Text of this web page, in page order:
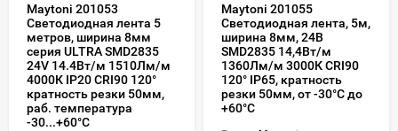
Maytoni 201053
Светодиодная лента 5
метров, ширина 8мм
серия ULTRA SMD2835
24V 14.4Вт/м 1510Лм/м
4000К IP20 CRI90 120°
кратность резки 50мм,
раб. температура
-30...+60°С
Maytoni 201055
Светодиодная лента, 5м,
ширина 8мм, 24В
SMD2835 14,4Вт/м
1360Лм/м 3000К CRI90
120° IP65, кратность
резки 50мм, от -30°С до
+60°С